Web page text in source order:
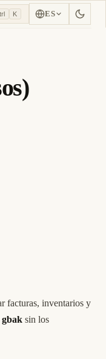
K ES
facturas, inventarios y
gbak sin los